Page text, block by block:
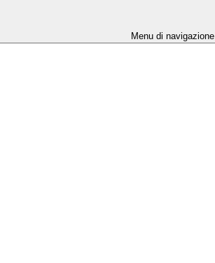
Menu di navigazione